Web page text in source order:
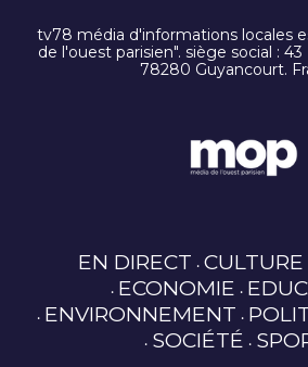
tv78 média d'informations locales
de l'ouest parisien". siège social :
78280 Guyancourt.
EN DIRECT CULTURE
ECONOMIE
ENVIRONNEMENT
SOCIÉTÉ